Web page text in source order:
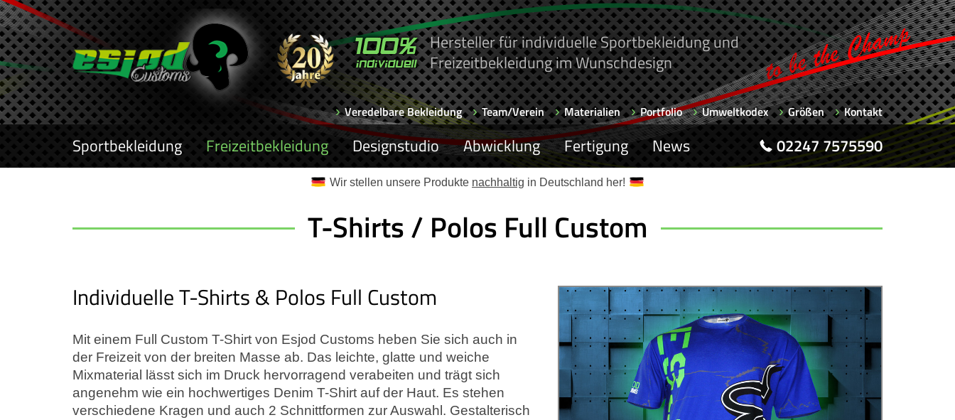
Hersteller für individuelle Sportbekleidung und
Freizeitbekleidung im Wunschdesign
Veredelbare Bekleidung Team/Verein Materialien Portfolio Umweltkodex Größen Kontakt
Sportbekleidung Freizeitbekleidung Designstudio Abwicklung Fertigung News 02247 7575590
Wir stellen unsere Produkte nachhaltig in Deutschland her!
T-Shirts / Polos Full Custom
Individuelle T-Shirts & Polos Full Custom
Mit einem Full Custom T-Shirt von Esjod Customs heben Sie sich auch in
der Freizeit von der breiten Masse ab. Das leichte, glatte und weiche
Mixmaterial lässt sich im Druck hervorragend verabeiten und trägt sich
angenehm wie ein hochwertiges Denim T-Shirt auf der Haut. Es stehen
verschiedene Kragen und auch 2 Schnittformen zur Auswahl. Gestalterisch